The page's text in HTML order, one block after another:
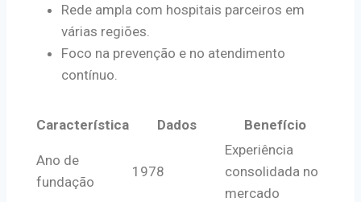
Rede ampla com hospitais parceiros em
várias regiões.
Foco na prevenção e no atendimento
contínuo.
Característica Dados Benefício
Ano de
fundação
1978
Experiência
consolidada no
mercado